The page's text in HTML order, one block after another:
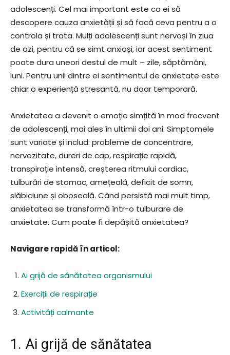
adolescenți. Cel mai important este ca ei să
descopere cauza anxietății și să facă ceva pentru a o
controla și trata. Mulți adolescenți sunt nervoși în ziua
de azi, pentru că se simt anxioși, iar acest sentiment
poate dura uneori destul de mult – zile, săptămâni,
luni. Pentru unii dintre ei sentimentul de anxietate este
chiar o experiență stresantă, nu doar temporară.
Anxietatea a devenit o emoție simțită în mod frecvent
de adolescenți, mai ales în ultimii doi ani. Simptomele
sunt variate și includ: probleme de concentrare,
nervozitate, dureri de cap, respirație rapidă,
transpirație intensă, creșterea ritmului cardiac,
tulburări de stomac, amețeală, deficit de somn,
slăbiciune și oboseală. Când persistă mai mult timp,
anxietatea se transformă într-o tulburare de
anxietate. Cum poate fi depășită anxietatea?
Navigare rapidă în articol:
Ai grijă de sănătatea organismului
Exerciții de respirație
Activități calmante
1. Ai grijă de sănătatea